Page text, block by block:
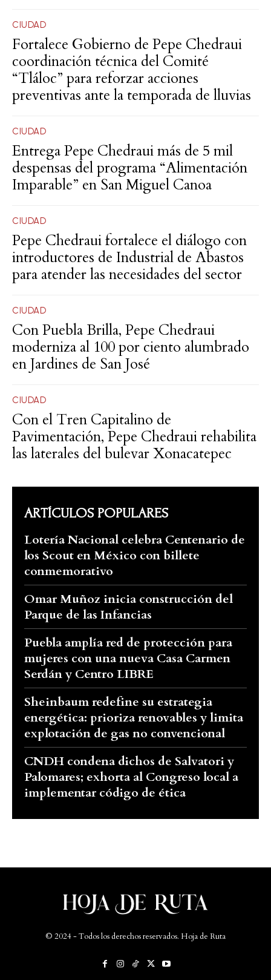
CIUDAD
Fortalece Gobierno de Pepe Chedraui
coordinación técnica del Comité
“Tláloc” para reforzar acciones
preventivas ante la temporada de lluvias
CIUDAD
Entrega Pepe Chedraui más de 5 mil
despensas del programa “Alimentación
Imparable” en San Miguel Canoa
CIUDAD
Pepe Chedraui fortalece el diálogo con
introductores de Industrial de Abastos
para atender las necesidades del sector
CIUDAD
Con Puebla Brilla, Pepe Chedraui
moderniza al 100 por ciento alumbrado
en Jardines de San José
CIUDAD
Con el Tren Capitalino de
Pavimentación, Pepe Chedraui rehabilita
las laterales del bulevar Xonacatepec
ARTÍCULOS POPULARES
Lotería Nacional celebra Centenario de
los Scout en México con billete
conmemorativo
Omar Muñoz inicia construcción del
Parque de las Infancias
Puebla amplía red de protección para
mujeres con una nueva Casa Carmen
Serdán y Centro LIBRE
Sheinbaum redefine su estrategia
energética: prioriza renovables y limita
explotación de gas no convencional
CNDH condena dichos de Salvatori y
Palomares; exhorta al Congreso local a
implementar código de ética
© 2024 - Todos los derechos reservados. Hoja de Ruta